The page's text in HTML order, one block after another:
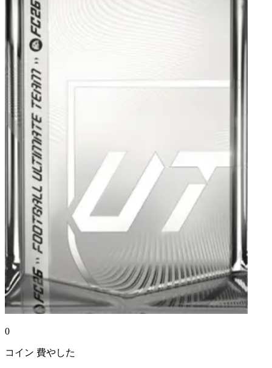
0
コイン 費やした